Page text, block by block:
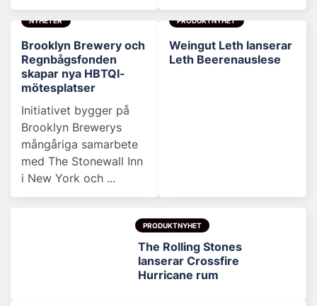
NYHETER
Brooklyn Brewery och
Regnbågsfonden
skapar nya HBTQI-
mötesplatser
Initiativet bygger på
Brooklyn Brewerys
mångåriga samarbete
med The Stonewall Inn
i New York och ...
PRODUKTNYHET
Weingut Leth lanserar
Leth Beerenauslese
PRODUKTNYHET
The Rolling Stones
lanserar Crossfire
Hurricane rum